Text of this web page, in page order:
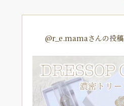
@r_e.mamaさんの投稿